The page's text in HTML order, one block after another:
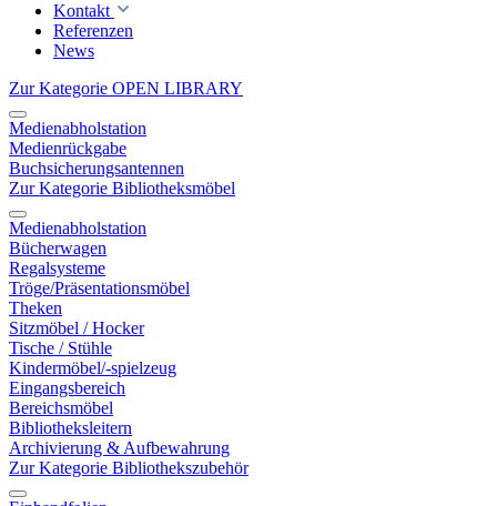
Kontakt
Referenzen
News
Zur Kategorie OPEN LIBRARY
Medienabholstation
Medienrückgabe
Buchsicherungsantennen
Zur Kategorie Bibliotheksmöbel
Medienabholstation
Bücherwagen
Regalsysteme
Tröge/Präsentationsmöbel
Theken
Sitzmöbel / Hocker
Tische / Stühle
Kindermöbel/-spielzeug
Eingangsbereich
Bereichsmöbel
Bibliotheksleitern
Archivierung & Aufbewahrung
Zur Kategorie Bibliothekszubehör